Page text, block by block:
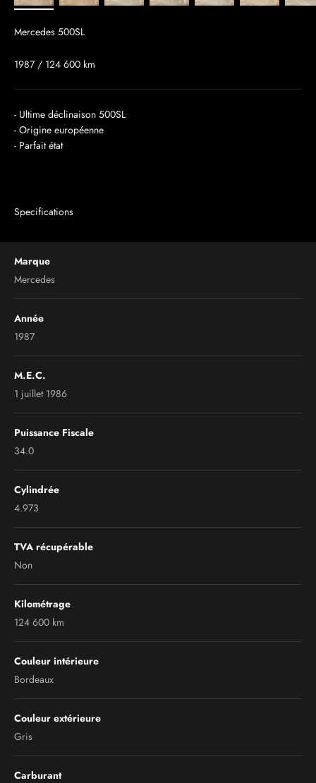
Mercedes 500SL
1987 / 124 600 km
- Ultime déclinaison 500SL
- Origine européenne
- Parfait état
Specifications
Marque
Mercedes
Année
1987
M.E.C.
1 juillet 1986
Puissance Fiscale
34.0
Cylindrée
4.973
TVA récupérable
Non
Kilométrage
124 600 km
Couleur intérieure
Bordeaux
Couleur extérieure
Gris
Carburant